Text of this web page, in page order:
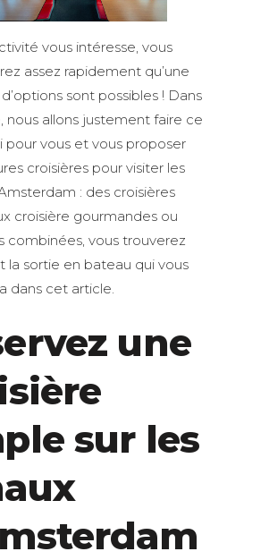
vous intéresse, vous
assez rapidement qu’une
sont possibles ! Dans
nous allons justement faire ce
pour vous et vous proposer
croisières pour visiter les
: des croisières
croisière gourmandes ou
combinées, vous trouverez
la sortie en bateau qui vous
dans cet article.
une
sur les